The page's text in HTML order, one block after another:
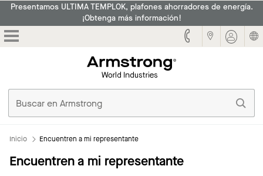
Presentamos ULTIMA TEMPLOK, plafones ahorradores de energía.
¡Obtenga más información!
Inicio Encuentren a mi representante
Encuentren a mi representante